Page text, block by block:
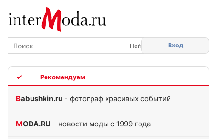
Вход
Babushkin.ru - фотограф красивых событий
MODA.RU - новости моды с 1999 года